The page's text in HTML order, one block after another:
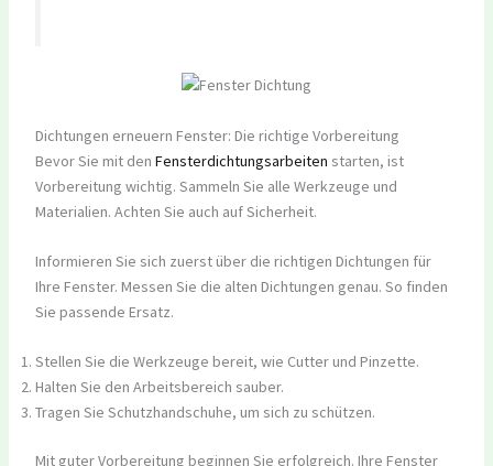
Dichtungen erneuern Fenster: Die richtige Vorbereitung
Bevor Sie mit den Fensterdichtungsarbeiten starten, ist
Vorbereitung wichtig. Sammeln Sie alle Werkzeuge und
Materialien. Achten Sie auch auf Sicherheit.
Informieren Sie sich zuerst über die richtigen Dichtungen für
Ihre Fenster. Messen Sie die alten Dichtungen genau. So finden
Sie passende Ersatz.
Stellen Sie die Werkzeuge bereit, wie Cutter und Pinzette.
Halten Sie den Arbeitsbereich sauber.
Tragen Sie Schutzhandschuhe, um sich zu schützen.
Mit guter Vorbereitung beginnen Sie erfolgreich. Ihre Fenster